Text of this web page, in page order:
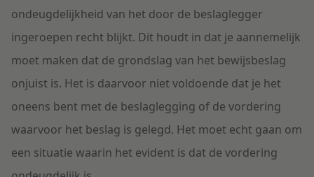
ondeugdelijkheid van het door de beslaglegger
ingeroepen recht blijkt. Dit houdt in dat je aannemelijk
moet maken dat de grondslag van het bewijsbeslag
onjuist is. Het is daarvoor niet voldoende dat je het
oneens bent met de beslaglegging of de vordering
waarvoor het beslag is gelegd. Het moet echt gaan om
een situatie waarin het evident is dat de vordering